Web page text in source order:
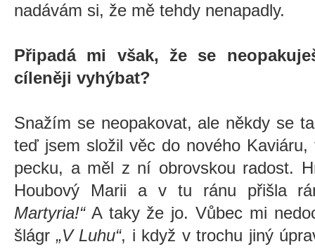
nadávám si, že mě tehdy nenapadly.
Připadá mi však, že se
cíleněji vyhýbat?
Snažím se neopakovat, ale někdy se
teď jsem složil věc do nového Kaviáru,
pecku, a měl z ní obrovskou radost.
Houbový Marii a v tu ránu přišla
Martyria!“A taky že jo. Vůbec mi
šlágr „V Luhu“, i když v trochu jiný